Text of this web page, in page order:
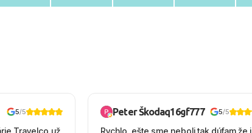
5/5
Travelco,už
Peter Škodaq16gf777 5/5
Rychlo ,ešte sme neboli tak dúfam že i